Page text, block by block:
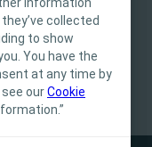
collected
to show
You have the
at any time by
see ourCookie
do site tem
podendo não
A
médico.
ao paciente
informações